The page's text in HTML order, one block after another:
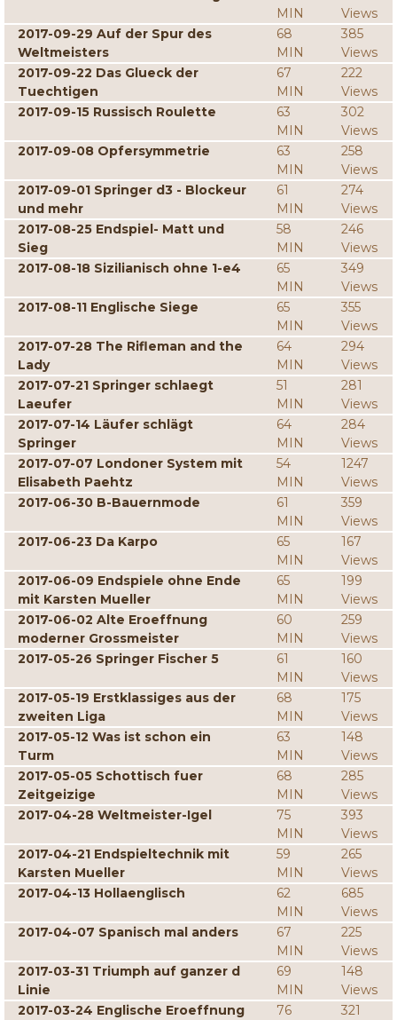
MIN
Views
2017-09-29 Auf der Spur des
Weltmeisters
68
MIN
385
Views
2017-09-22 Das Glueck der
Tuechtigen
67
MIN
222
Views
2017-09-15 Russisch Roulette
63
MIN
302
Views
2017-09-08 Opfersymmetrie
63
MIN
258
Views
2017-09-01 Springer d3 - Blockeur
und mehr
61
MIN
274
Views
2017-08-25 Endspiel- Matt und
Sieg
58
MIN
246
Views
2017-08-18 Sizilianisch ohne 1-e4
65
MIN
349
Views
2017-08-11 Englische Siege
65
MIN
355
Views
2017-07-28 The Rifleman and the
Lady
64
MIN
294
Views
2017-07-21 Springer schlaegt
Laeufer
51
MIN
281
Views
2017-07-14 Läufer schlägt
Springer
64
MIN
284
Views
2017-07-07 Londoner System mit
Elisabeth Paehtz
54
MIN
1247
Views
2017-06-30 B-Bauernmode
61
MIN
359
Views
2017-06-23 Da Karpo
65
MIN
167
Views
2017-06-09 Endspiele ohne Ende
mit Karsten Mueller
65
MIN
199
Views
2017-06-02 Alte Eroeffnung
moderner Grossmeister
60
MIN
259
Views
2017-05-26 Springer Fischer 5
61
MIN
160
Views
2017-05-19 Erstklassiges aus der
zweiten Liga
68
MIN
175
Views
2017-05-12 Was ist schon ein
Turm
63
MIN
148
Views
2017-05-05 Schottisch fuer
Zeitgeizige
68
MIN
285
Views
2017-04-28 Weltmeister-Igel
75
MIN
393
Views
2017-04-21 Endspieltechnik mit
Karsten Mueller
59
MIN
265
Views
2017-04-13 Hollaenglisch
62
MIN
685
Views
2017-04-07 Spanisch mal anders
67
MIN
225
Views
2017-03-31 Triumph auf ganzer d
Linie
69
MIN
148
Views
2017-03-24 Englische Eroeffnung
76
321